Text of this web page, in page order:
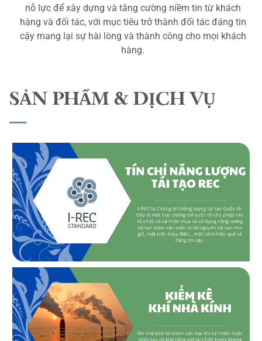
nỗ lực để xây dựng và tăng cường niềm tin từ khách
hàng và đối tác, với mục tiêu trở thành đối tác đáng tin
cậy mang lại sự hài lòng và thành công cho mọi khách
hàng.
SẢN PHẨM & DỊCH VỤ